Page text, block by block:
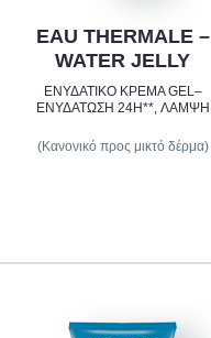
EAU THERMALE –
WATER JELLY
ΕΝΥΔΑΤΙΚΌ ΚΡΈΜΑ GEL–
ΕΝΥΔΆΤΩΣΗ 24H**, ΛΆΜΨΗ
(Κανονικό προς μικτό δέρμα)